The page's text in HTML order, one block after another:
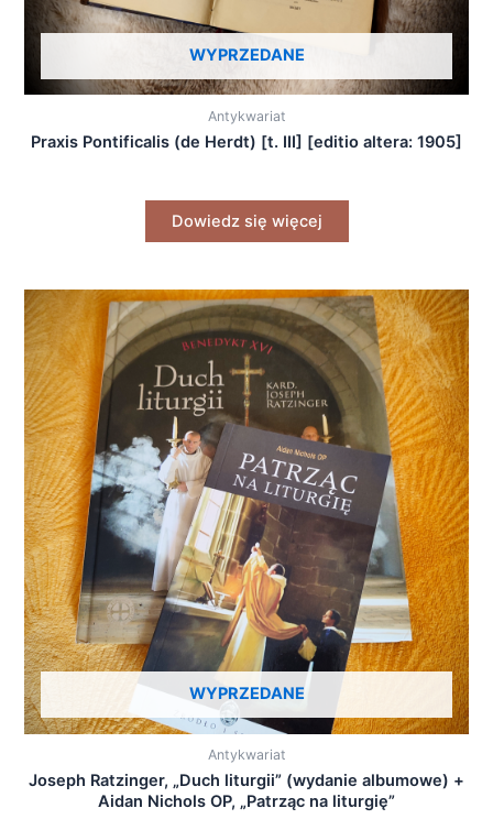
WYPRZEDANE
Antykwariat
Praxis Pontificalis (de Herdt) [t. III] [editio altera: 1905]
Dowiedz się więcej
WYPRZEDANE
Antykwariat
Joseph Ratzinger, „Duch liturgii” (wydanie albumowe) +
Aidan Nichols OP, „Patrząc na liturgię”